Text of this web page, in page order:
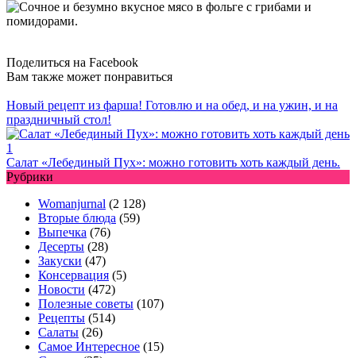
Поделиться на Facebook
Вам также может понравиться
Новый рецепт из фарша! Готовлю и на обед, и на ужин, и на
праздничный стол!
Салат «Лебединый Пух»: можно готовить хоть каждый день.
Рубрики
Womanjurnal (2 128)
Вторые блюда (59)
Выпечка (76)
Десерты (28)
Закуски (47)
Консервация (5)
Новости (472)
Полезные советы (107)
Рецепты (514)
Салаты (26)
Самое Интересное (15)